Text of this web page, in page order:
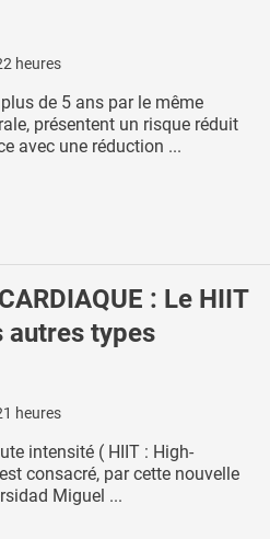
heures
de 5 ans par le même
présentent un risque réduit
avec une réduction ...
: Le HIIT
autres types
heures
intensité ( HIIT : High-
consacré, par cette nouvelle
Miguel ...